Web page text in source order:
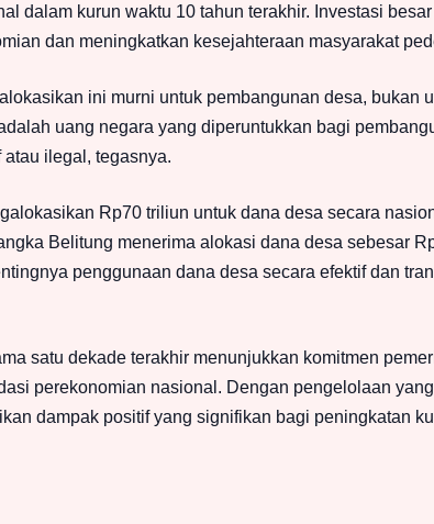
dalam kurun waktu 10 tahun terakhir. Investasi
dan meningkatkan kesejahteraan masyarakat
ini murni untuk pembangunan desa, bukan
uang negara yang diperuntukkan bagi
ilegal, tegasnya.
Rp70 triliun untuk dana desa secara
Belitung menerima alokasi dana desa sebesar
penggunaan dana desa secara efektif dan
satu dekade terakhir menunjukkan komitmen
perekonomian nasional. Dengan pengelolaan
dampak positif yang signifikan bagi peningkatan